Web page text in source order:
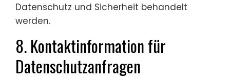
Datenschutz und Sicherheit behandelt
werden.
8. Kontaktinformation für
Datenschutzanfragen